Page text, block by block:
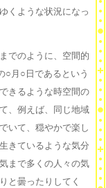
くような状況になっ
でのように、空間的
○月○日であるという
きるような時空間の
、例えば、同じ地域
いて、穏やかで楽し
きているような気分
まで多くの人々の気
と曇ったりしてく